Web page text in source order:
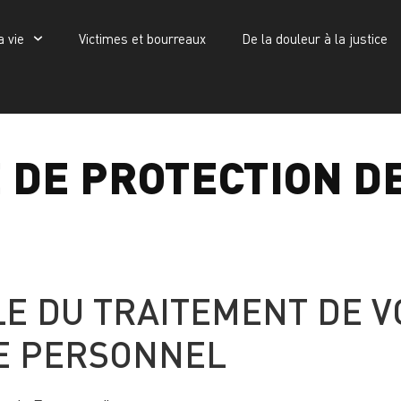
vie Victimes et bourreaux De la douleur à la justice
PROTECTION
DU TRAITEMENT DE
PERSONNEL